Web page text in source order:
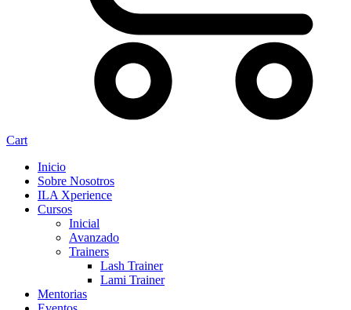
Cart
Inicio
Sobre Nosotros
ILA Xperience
Cursos
Inicial
Avanzado
Trainers
Lash Trainer
Lami Trainer
Mentorias